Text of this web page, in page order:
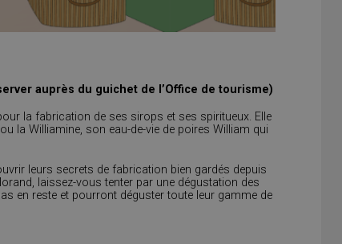
auprès du guichet de l’Office de tourisme)
la fabrication de ses sirops et ses spiritueux. Elle
la Williamine, son eau-de-vie de poires William qui
leurs secrets de fabrication bien gardés depuis
laissez-vous tenter par une dégustation des
en reste et pourront déguster toute leur gamme de